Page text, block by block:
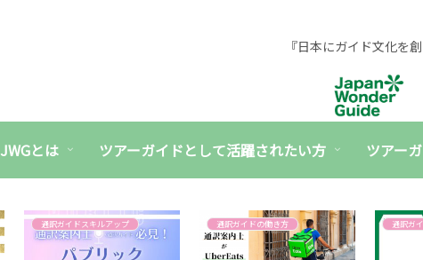
『日本にガイド文化を創
JWGとは ツアーガイドとして活躍されたい方 ツアー
通訳ガイドスキルアップ 通訳ガイドの働き方 通訳ガ